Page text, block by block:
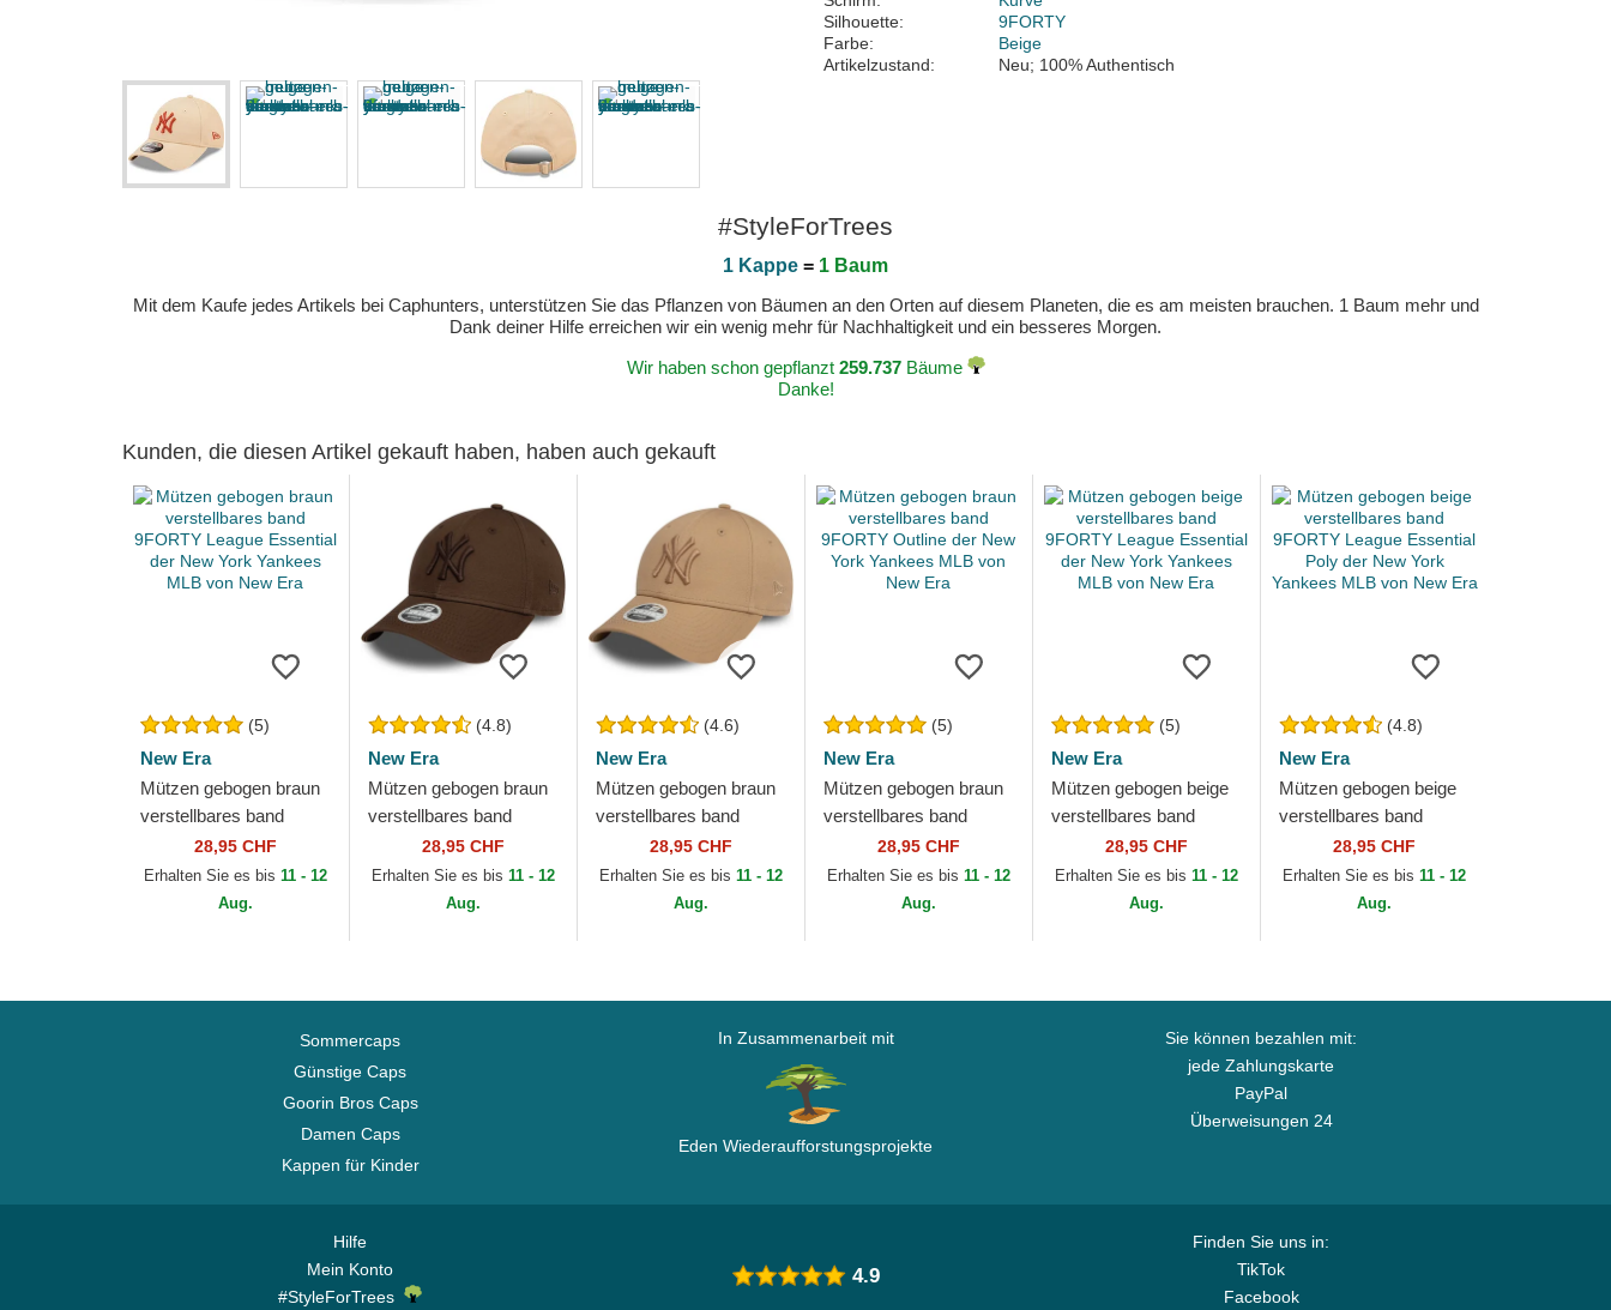
Silhouette:
9FORTY
Farbe:
Beige
Artikelzustand:
Neu; 100% Authentisch
#StyleForTrees
1 Kappe = 1 Baum
Mit dem Kaufe jedes Artikels bei Caphunters, unterstützen Sie das Pflanzen von Bäumen an den Orten auf diesem Planeten, die es am meisten brauchen. 1 Baum mehr und
Dank deiner Hilfe erreichen wir ein wenig mehr für Nachhaltigkeit und ein besseres Morgen.
Wir haben schon gepflanzt 259.737Bäume
Danke!
Kunden, die diesen Artikel gekauft haben, haben auch gekauft
(5)
New Era
Mützen gebogen braun
verstellbares band
9FORTY League
Essential der New York
Yankees MLB von New
28,95 CHF
Erhalten Sie es bis 11 - 12
Aug.
(4.8)
New Era
Mützen gebogen braun
verstellbares band
9FORTY League
Essential der New York
Yankees MLB von New
28,95 CHF
Erhalten Sie es bis 11 - 12
Aug.
(4.6)
New Era
Mützen gebogen braun
verstellbares band
9FORTY League
Essential der New York
Yankees MLB von New
28,95 CHF
Erhalten Sie es bis 11 - 12
Aug.
(5)
New Era
Mützen gebogen braun
verstellbares band
9FORTY Outline der
New York Yankees
MLB von New Era
28,95 CHF
Erhalten Sie es bis 11 - 12
Aug.
(5)
New Era
Mützen gebogen beige
verstellbares band
9FORTY League
Essential der New York
Yankees MLB von New
28,95 CHF
Erhalten Sie es bis 11 - 12
Aug.
(4.8)
New Era
Mützen gebogen beige
verstellbares band
9FORTY League
Essential Poly der New
York Yankees MLB
28,95 CHF
Erhalten Sie es bis11 - 12
Aug.
Sommercaps
Günstige Caps
Goorin Bros Caps
Damen Caps
Kappen für Kinder
In Zusammenarbeit mit
Eden Wiederaufforstungsprojekte
Sie können bezahlen mit:
jede Zahlungskarte
PayPal
Überweisungen 24
Hilfe
Mein Konto
#StyleForTrees
Finden Sie uns in:
TikTok
Facebook
4.9